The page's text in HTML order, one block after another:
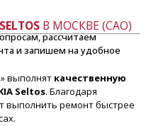
рассчитаем
и запишем на удобное
В МОСКВЕ (САО)
выполнят качественную
Seltos. Благодаря
выполнить ремонт быстрее